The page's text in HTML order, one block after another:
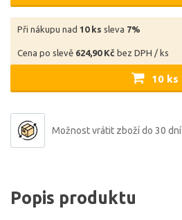
Při nákupu nad 10 ks sleva 7%
Cena po slevě 624,90 Kč bez DPH / ks
10 ks
Možnost vrátit zboží do 30 dní
Popis produktu